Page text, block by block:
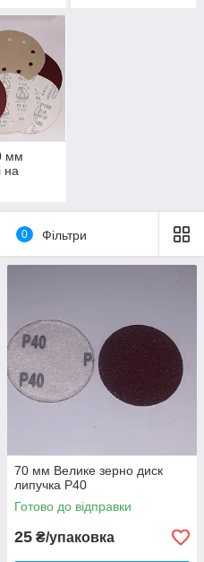
мм
на
0 Фільтри
70 мм Велике зерно диск
липучка Р40
Готово до відправки
25 ₴/упаковка